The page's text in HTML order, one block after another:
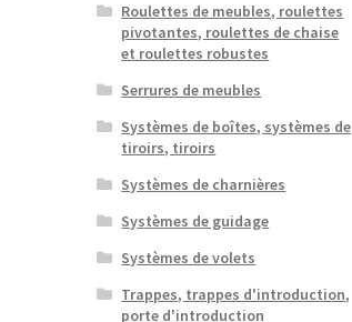
Roulettes de meubles, roulettes
pivotantes, roulettes de chaise
et roulettes robustes
Serrures de meubles
Systèmes de boîtes, systèmes de
tiroirs, tiroirs
Systèmes de charnières
Systèmes de guidage
Systèmes de volets
Trappes, trappes d'introduction,
porte d'introduction